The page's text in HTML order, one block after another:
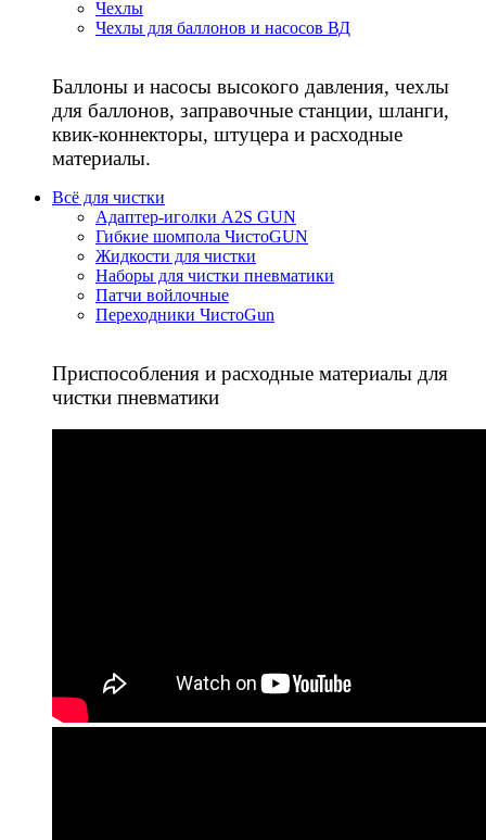
Чехлы
Чехлы для баллонов и насосов ВД
Баллоны и насосы высокого давления, чехлы
для баллонов, заправочные станции, шланги,
квик-коннекторы, штуцера и расходные
материалы.
Всё для чистки
Адаптер-иголки A2S GUN
Гибкие шомпола ЧистоGUN
Жидкости для чистки
Наборы для чистки пневматики
Патчи войлочные
Переходники ЧистоGun
Приспособления и расходные материалы для
чистки пневматики